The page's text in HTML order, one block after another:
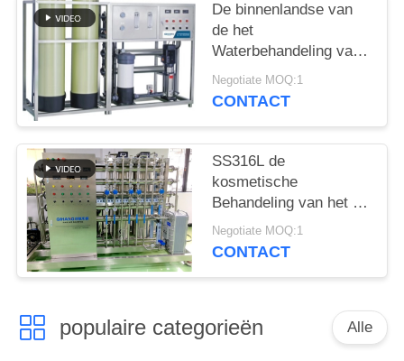
De binnenlandse van
de het
Waterbehandeling van
SS316L 0.5T RO van
het Materiaalro
Negotiate MOQ:1
CONTACT
SS316L de
kosmetische
Behandeling van het de
Omgekeerde
Osmosewater van het
Negotiate MOQ:1
CONTACT
populaire categorieën Alle